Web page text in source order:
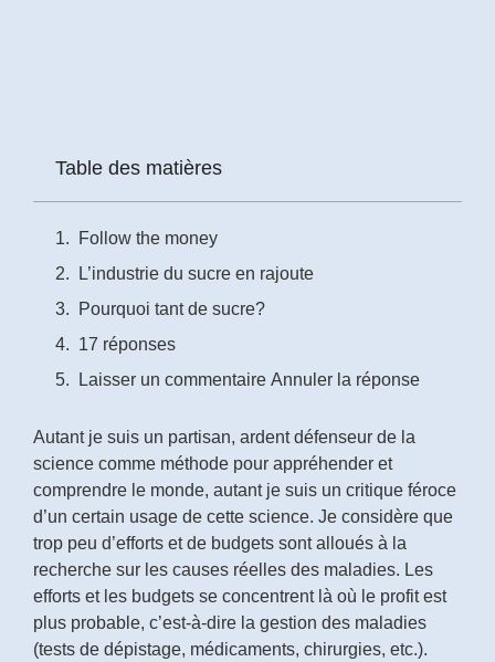
Table des matières
Follow the money
L’industrie du sucre en rajoute
Pourquoi tant de sucre?
17 réponses
Laisser un commentaire Annuler la réponse
Autant je suis un partisan, ardent défenseur de la
science comme méthode pour appréhender et
comprendre le monde, autant je suis un critique féroce
d’un certain usage de cette science. Je considère que
trop peu d’efforts et de budgets sont alloués à la
recherche sur les causes réelles des maladies. Les
efforts et les budgets se concentrent là où le profit est
plus probable, c’est-à-dire la gestion des maladies
(tests de dépistage, médicaments, chirurgies, etc.).
*
pourrez
désabonner
tout
temps
m'abonne
!